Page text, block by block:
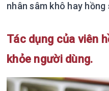
nhân sâm khô hay hồng
Tác dụng của viên
khỏe người dùng.